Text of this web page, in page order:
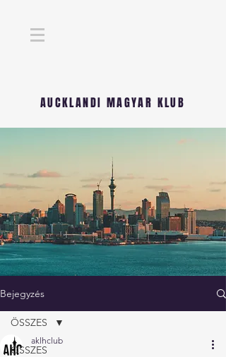
AUCKLANDI MAGYAR KLUB
Bejegyzés
ÖSSZES
ÖSSZES
aklhclub